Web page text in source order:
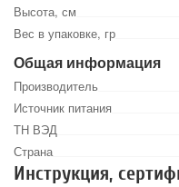
Высота, см
Вес в упаковке, гр
Общая информация
Производитель
Источник питания
ТН ВЭД
Страна
Инструкция,